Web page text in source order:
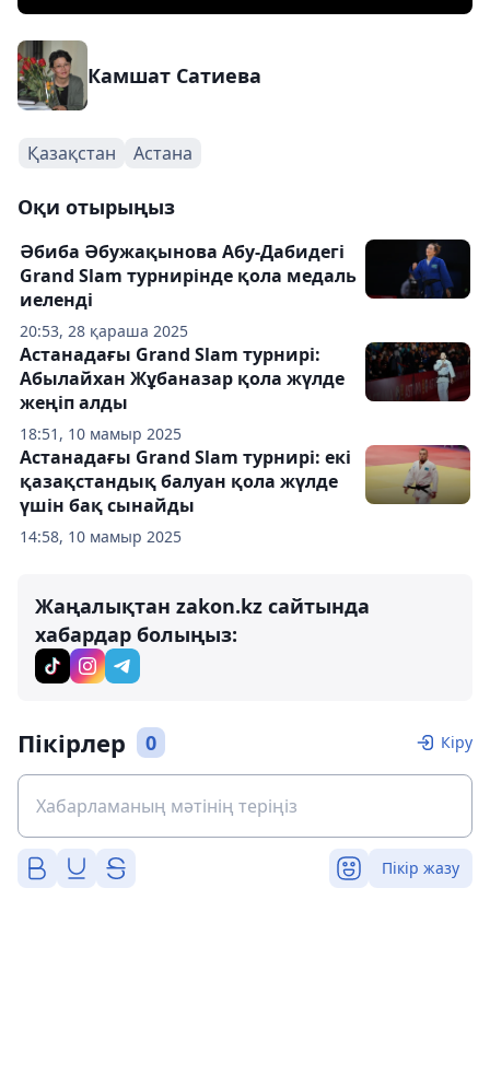
Камшат Сатиева
Қазақстан Астана
Оқи отырыңыз
20:53, 28 қараша 2025
Әбиба Әбужақынова Абу-Дабидегі
Grand Slam турнирінде қола медаль
иеленді
18:51, 10 мамыр 2025
Астанадағы Grand Slam турнирі:
Абылайхан Жұбаназар қола жүлде
жеңіп алды
14:58, 10 мамыр 2025
Астанадағы Grand Slam турнирі: екі
қазақстандық балуан қола жүлде
үшін бақ сынайды
Жаңалықтан zakon.kz сайтында
хабардар болыңыз:
Пікірлер 0 Кіру
Пікір жазу